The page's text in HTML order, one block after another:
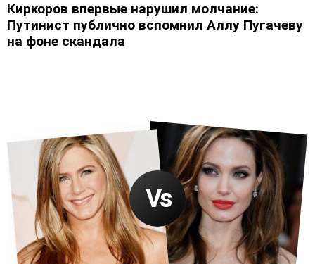
Киркоров впервые нарушил молчание:
Путинист публично вспомнил Аллу Пугачеву
на фоне скандала